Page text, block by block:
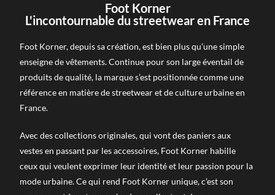
Foot Korner
L'incontournable du streetwear en France
Foot Korner, depuis sa création, est bien plus qu’une simple
enseigne de vêtements. Continue pour son large éventail de
produits de qualité, la marque s’est positionnée comme une
référence en matière de streetwear et de culture urbaine en
France.
Avec des collections originales, qui vont des paniers aux
vestes en passant par les accessoires, Foot Korner habille
ceux qui veulent exprimer leur identité et leur passion pour la
mode urbaine. Ce qui rend Foot Korner unique, c’est son